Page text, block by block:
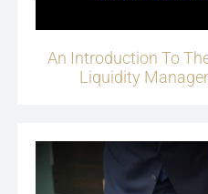
An Introduction To
Liquidity